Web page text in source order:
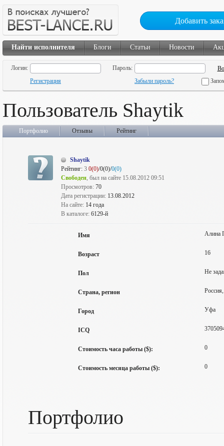
Добавить
Найти исполнителя Блоги Статьи Новости
Логин:
Пароль:
Регистрация
Забыли пароль?
Пользователь Shaytik
Портфолио Отзывы Рейтинг
Shaytik
Рейтинг: 3 0(0)/0(0)/0(0)
Свободен, был на сайте 15.08.2012 09:51
Просмотров: 70
Дата регистрации: 13.08.2012
На сайте: 14 года
В каталоге: 6129-й
Имя Алина
Возраст 16
Пол Не
Страна, регион
Город Уфа
ICQ
Стоимость часа работы ($): 0
Стоимость месяца работы ($): 0
Портфолио